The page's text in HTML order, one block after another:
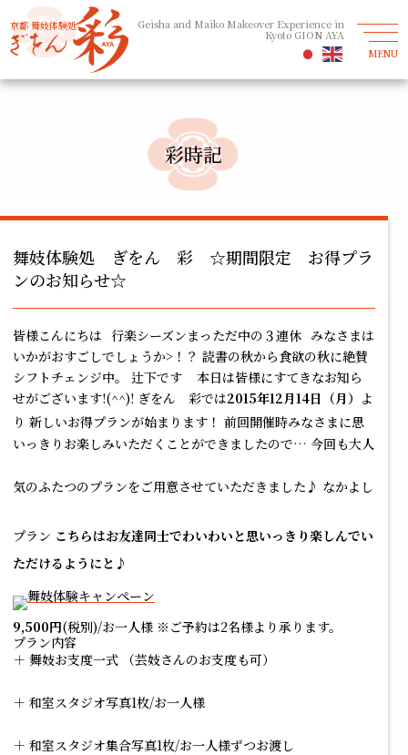
京都 舞妓体験処 Geisha and Maiko Makeover Experience in
Kyoto GION AYA
MENU
彩時記
舞妓体験処 ぎをん 彩 ☆期間限定 お得プラ
ンのお知らせ☆
皆様こんにちは 行楽シーズンまっただ中の３連休 みなさまは
いかがおすごしでしょうか>！？ 読書の秋から食欲の秋に絶賛
シフトチェンジ中。 辻下です
本日は皆様にすてきなお知ら
せがございます!(^^)! ぎをん 彩では2015年12月14日（月） よ
り 新しいお得プランが始まります！ 前回開催時みなさまに思
いっきりお楽しみいただくことができましたので… 今回も大人
気のふたつのプランをご用意させていただきました♪ なかよし
プラン こちらはお友達同士でわいわいと思いっきり楽しんでい
ただけるようにと♪
9,500円(税別)/お一人様 ※ご予約は2名様より承ります。
プラン内容
＋ 舞妓お支度一式 （芸妓さんのお支度も可）
＋ 和室スタジオ写真1枚/お一人様
＋ 和室スタジオ集合写真1枚/お一人様ずつお渡し